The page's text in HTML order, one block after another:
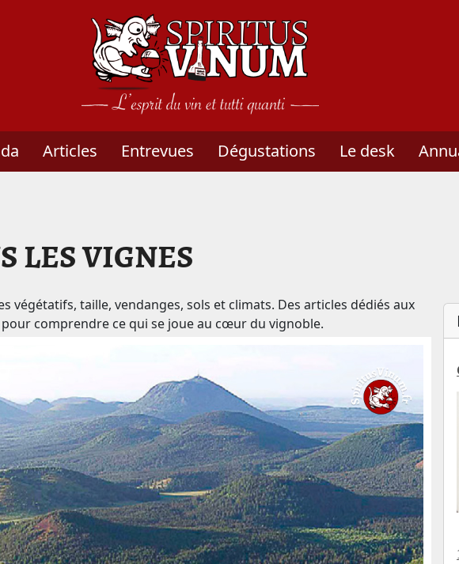
Vinum - L'esprit du vin et tutti quanti - Frédéric Servant
Articles Entrevues Dégustations Le desk
LES VIGNES
végétatifs, taille, vendanges, sols et climats. Des articles dédiés aux
comprendre ce qui se joue au cœur du vignoble.